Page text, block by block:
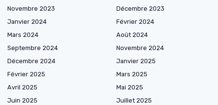
Novembre 2023
Décembre 2023
Janvier 2024
Février 2024
Mars 2024
Août 2024
Septembre 2024
Novembre 2024
Décembre 2024
Janvier 2025
Février 2025
Mars 2025
Avril 2025
Mai 2025
Juin 2025
Juillet 2025